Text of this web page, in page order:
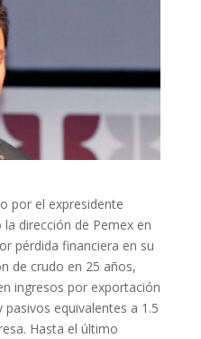
por el expresidente
la dirección de Pemex en
pérdida financiera en su
de crudo en 25 años,
ingresos por exportación
equivalentes a 1.5
Hasta el último